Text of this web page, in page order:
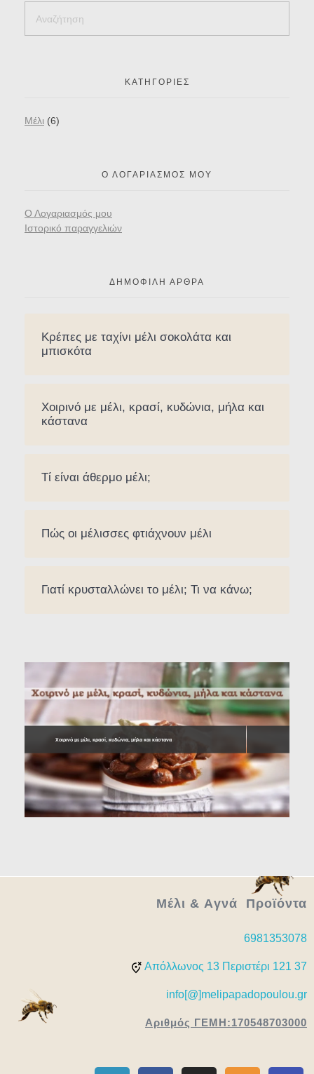
ΚΑΤΗΓΟΡΊΕΣ
Mέλι (6)
Ο ΛΟΓΑΡΙΑΣΜΌΣ ΜΟΥ
Ο Λογαριασμός μου
Ιστορικό παραγγελιών
ΔΗΜΟΦΙΛΉ ΆΡΘΡΑ
Κρέπες με ταχίνι μέλι σοκολάτα και
μπισκότα
Χοιρινό με μέλι, κρασί, κυδώνια, μήλα και
κάστανα
Τί είναι άθερμο μέλι;
Πώς οι μέλισσες φτιάχνουν μέλι
Γιατί κρυσταλλώνει το μέλι; Τι να κάνω;
Χοιρινό με μέλι, κρασί, κυδώνια, μήλα και κάστανα
Μέλι & Aγνά Προϊόντα
6981353078
Απόλλωνος 13 Περιστέρι 121 37
info[@]melipapadopoulou.gr
Αριθμός ΓΕΜΗ:170548703000